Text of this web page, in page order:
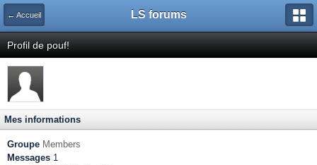
← Accueil LS forums
Profil de pouf!
Mes informations
Groupe Members
Messages 1